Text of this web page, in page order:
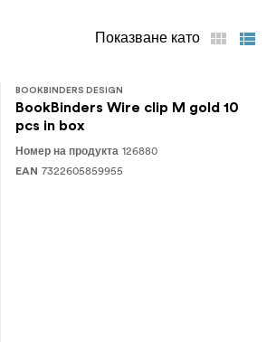
Показване като
BOOKBINDERS DESIGN
BookBinders Wire clip M gold 10
pcs in box
Номер на продукта 126880
EAN 7322605859955